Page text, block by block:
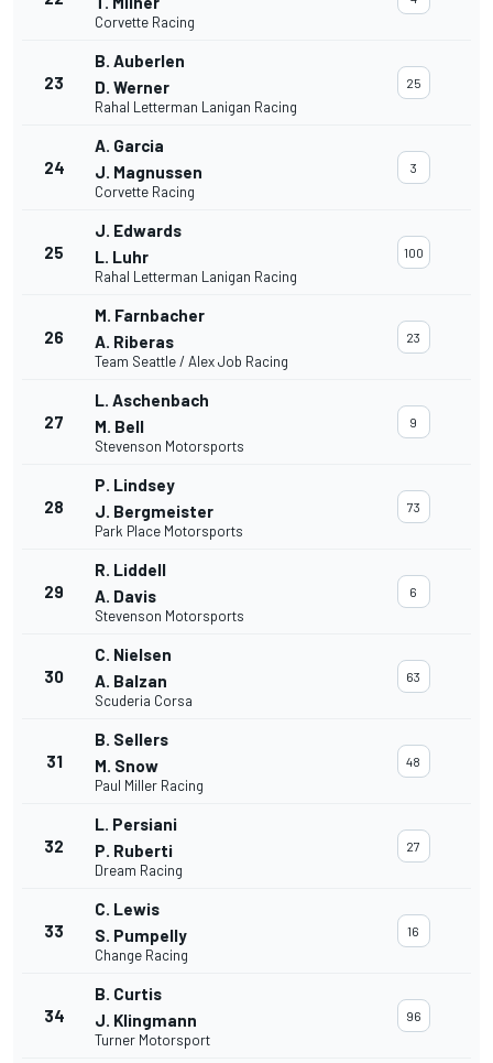
Corvette Racing
23
B. Auberlen
D. Werner
Rahal Letterman Lanigan Racing
25
24
A. Garcia
J. Magnussen
Corvette Racing
3
25
J. Edwards
L. Luhr
Rahal Letterman Lanigan Racing
100
26
M. Farnbacher
A. Riberas
Team Seattle / Alex Job Racing
23
27
L. Aschenbach
M. Bell
Stevenson Motorsports
9
28
P. Lindsey
J. Bergmeister
Park Place Motorsports
73
29
R. Liddell
A. Davis
Stevenson Motorsports
6
30
C. Nielsen
A. Balzan
Scuderia Corsa
63
31
B. Sellers
M. Snow
Paul Miller Racing
48
32
L. Persiani
P. Ruberti
Dream Racing
27
33
C. Lewis
S. Pumpelly
Change Racing
16
34
B. Curtis
J. Klingmann
Turner Motorsport
96